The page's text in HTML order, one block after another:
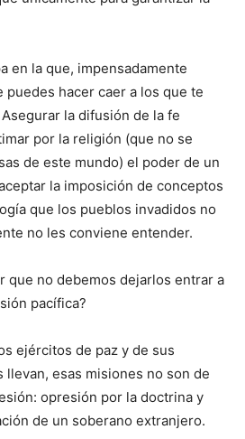
en la que, impensadamente
puedes hacer caer a los que te
la difusión de la fe
por la religión (que no se
de este mundo) el poder de un
la imposición de conceptos
que los pueblos invadidos no
no les conviene entender.
que no debemos dejarlos entrar a
pacífica?
ejércitos de paz y de sus
llevan, esas misiones no son de
opresión por la doctrina y
de un soberano extranjero.